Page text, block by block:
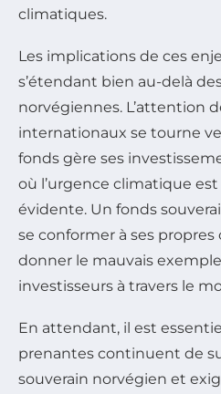
climatiques.
Les implications de ces
s’étendant bien au-delà
norvégiennes. L’attention
internationaux se tourne
fonds gère ses
où l’urgence climatique
évidente. Un fonds
se conformer à ses
donner le mauvais
investisseurs à travers le
En attendant, il est
prenantes continuent de
souverain norvégien et